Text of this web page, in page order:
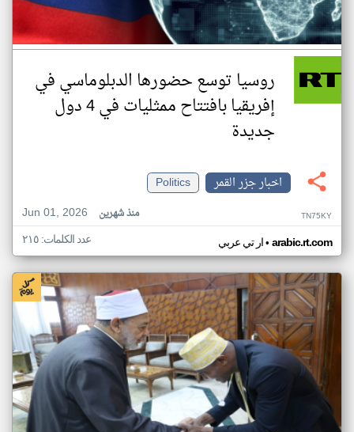
روسيا توسع حضورها الدبلوماسي في
إفريقيا بافتتاح ممثليات في 4 دول
جديدة
اخبار جزر القمر
Politics
Jun 01, 2026
منذ شهرين TN75KY
ار تي عربي• arabic.rt.com عدد الكلمات: ٢١٥